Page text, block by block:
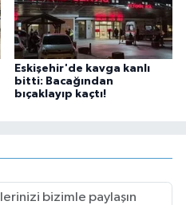
Eskişehir'de kavga kanlı
bitti: Bacağından
bıçaklayıp kaçtı!